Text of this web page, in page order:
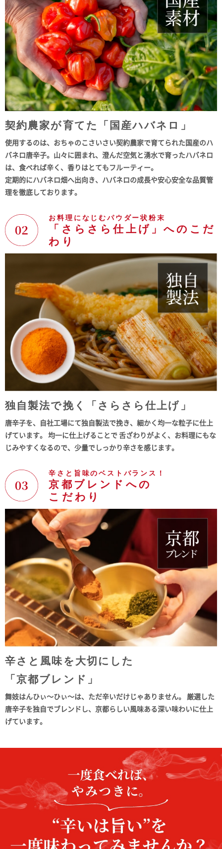
契約農家が育てた「国産ハバネロ」
使用するのは、おちゃのこさいさい契約農家で育てられた国産のハ
バネロ唐辛子。山々に囲まれ、澄んだ空気と湧水で育ったハバネロ
は、食べれば辛く、香りはとてもフルーティー。
定期的にハバネロ畑へ出向き、ハバネロの成長や安心安全な品質管
理を徹底しております。
お料理になじむパウダー状粉末
「さらさら仕上げ」へのこだ
わり
独自製法で挽く「さらさら仕上げ」
唐辛子を、自社工場にて独自製法で挽き、細かく均一な粒子に仕上
げています。 均一に仕上げることで 舌ざわりがよく、お料理にもな
じみやすくなるので、少量でしっかり辛さを感じます。
辛さと旨味のベストバランス！
京都ブレンドへの
こだわり
辛さと風味を大切にした
「京都ブレンド」
舞妓はんひぃ～ひぃ～は、ただ辛いだけじゃありません。
厳選した
唐辛子を独自でブレンドし、京都らしい風味ある深い味わいに仕上
げています。